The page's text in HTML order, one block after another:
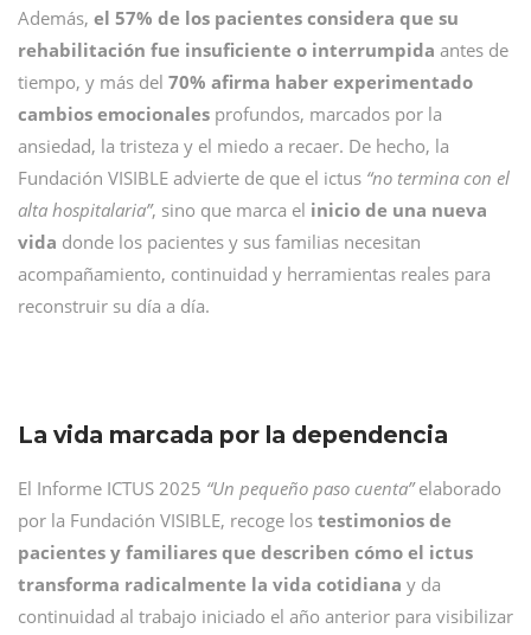
Además, el 57% de los pacientes considera que su
rehabilitación fue insuficiente o interrumpida antes de
tiempo, y más del 70% afirma haber experimentado
cambios emocionales profundos, marcados por la
ansiedad, la tristeza y el miedo a recaer. De hecho, la
Fundación VISIBLE advierte de que el ictus “no termina con el
alta hospitalaria”, sino que marca el inicio de una nueva
vida donde los pacientes y sus familias necesitan
acompañamiento, continuidad y herramientas reales para
reconstruir su día a día.
La vida marcada por la dependencia
El Informe ICTUS 2025 “Un pequeño paso cuenta”elaborado
por la Fundación VISIBLE, recoge los testimonios de
pacientes y familiares que describen cómo el ictus
transforma radicalmente la vida cotidiana y da
continuidad al trabajo iniciado el año anterior para visibilizar